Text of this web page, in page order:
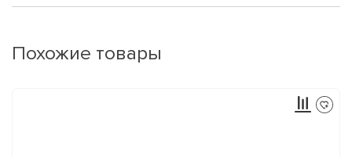
Похожие товары